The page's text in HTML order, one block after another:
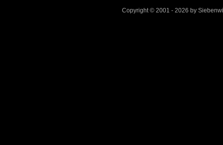
Copyright © 2001 - 2026 by